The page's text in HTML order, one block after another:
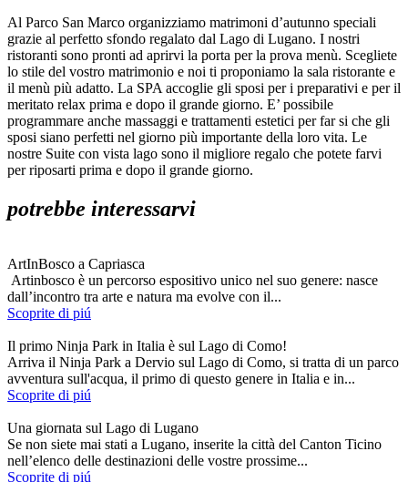
Al Parco San Marco organizziamo matrimoni d’autunno speciali
grazie al perfetto sfondo regalato dal Lago di Lugano. I nostri
ristoranti sono pronti ad aprirvi la porta per la prova menù. Scegliete
lo stile del vostro matrimonio e noi ti proponiamo la sala ristorante e
il menù più adatto. La SPA accoglie gli sposi per i preparativi e per il
meritato relax prima e dopo il grande giorno. E’ possibile
programmare anche massaggi e trattamenti estetici per far si che gli
sposi siano perfetti nel giorno più importante della loro vita. Le
nostre Suite con vista lago sono il migliore regalo che potete farvi
per riposarti prima e dopo il grande giorno.
potrebbe interessarvi
ArtInBosco a Capriasca
Artinbosco è un percorso espositivo unico nel suo genere: nasce
dall’incontro tra arte e natura ma evolve con il...
Scoprite di piú
Il primo Ninja Park in Italia è sul Lago di Como!
Arriva il Ninja Park a Dervio sul Lago di Como, si tratta di un parco
avventura sull'acqua, il primo di questo genere in Italia e in...
Scoprite di piú
Una giornata sul Lago di Lugano
Se non siete mai stati a Lugano, inserite la città del Canton Ticino
nell’elenco delle destinazioni delle vostre prossime...
Scoprite di piú